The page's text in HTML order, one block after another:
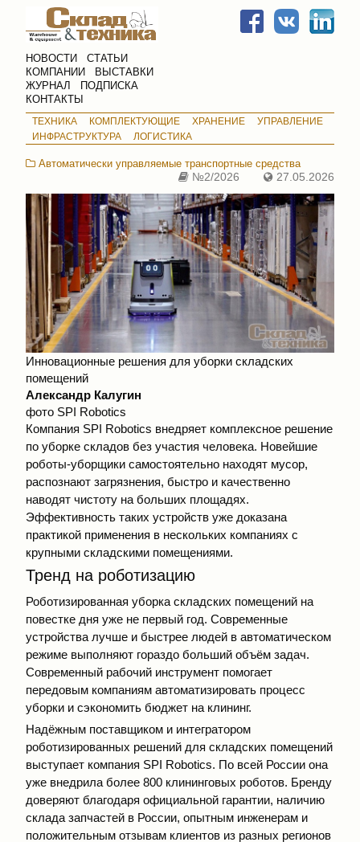
НОВОСТИ
СТАТЬИ
КОМПАНИИ
ВЫСТАВКИ
ЖУРНАЛ
ПОДПИСКА
КОНТАКТЫ
ТЕХНИКА КОМПЛЕКТУЮЩИЕ ХРАНЕНИЕ
УПРАВЛЕНИЕ
ИНФРАСТРУКТУРА
ЛОГИСТИКА
Автоматически управляемые транспортные средства
№2/2026
27.05.2026
Инновационные решения для уборки складских
помещений
Александр Калугин
фото SPI Robotics
Компания SPI Robotics внедряет комплексное решение
по уборке складов без участия человека. Новейшие
роботы-уборщики самостоятельно находят мусор,
распознают загрязнения, быстро и качественно
наводят чистоту на больших площадях.
Эффективность таких устройств уже доказана
практикой применения в нескольких компаниях с
крупными складскими помещениями.
Тренд на роботизацию
Роботизированная уборка складских помещений на
повестке дня уже не первый год. Современные
устройства лучше и быстрее людей в автоматическом
режиме выполняют гораздо больший объём задач.
Современный рабочий инструмент помогает
передовым компаниям автоматизировать процесс
уборки и сэкономить бюджет на клининг.
Надёжным поставщиком и интегратором
роботизированных решений для складских помещений
выступает компания SPI Robotics. По всей России она
уже внедрила более 800 клининговых роботов. Бренду
доверяют благодаря официальной гарантии, наличию
склада запчастей в России, опытным инженерам и
положительным отзывам клиентов из разных регионов